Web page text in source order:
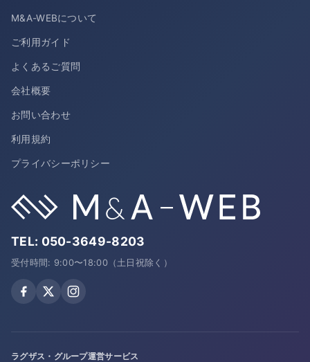
M&A-WEBについて
ご利用ガイド
よくあるご質問
会社概要
お問い合わせ
利用規約
プライバシーポリシー
TEL: 050-3649-8203
受付時間: 9:00〜18:00（土日祝除く）
ラグザス・グループ運営サービス